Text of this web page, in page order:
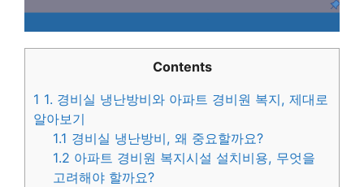
Contents
1 1. 경비실 냉난방비와 아파트 경비원 복지, 제대로
알아보기
1.1 경비실 냉난방비, 왜 중요할까요?
1.2 아파트 경비원 복지시설 설치비용, 무엇을
고려해야 할까요?